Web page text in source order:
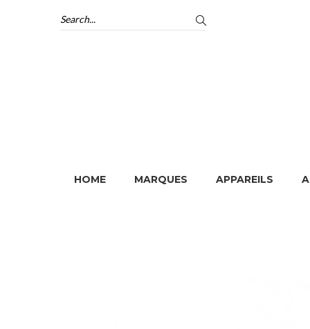
HOME MARQUES APPAREILS